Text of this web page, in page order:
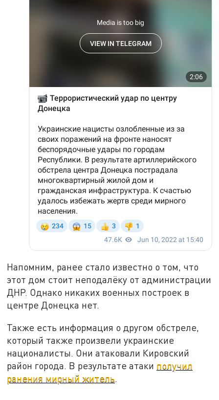
Напомним, ранее стало известно о том, что
этот дом стоит неподалёку от администрации
ДНР. Однако никаких военных построек в
центре Донецка нет.
Также есть информация о другом обстреле,
который также произвели украинские
националисты. Они атаковали Кировский
район города. В результате атаки получил
ранения мирный житель